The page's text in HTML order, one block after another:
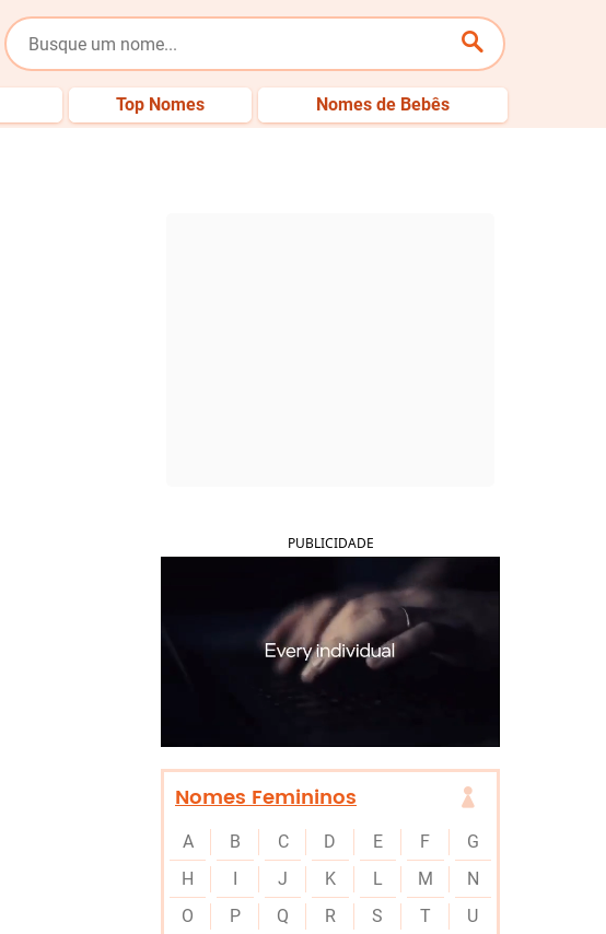
Top Nomes Nomes de Bebês
PUBLICIDADE
Nomes Femininos
A B C D E F
G
H
I J K L M
N
O
P Q R S T
U